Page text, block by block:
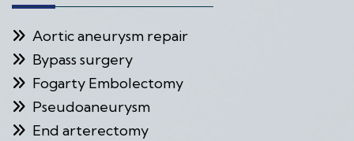
Aortic aneurysm repair
Bypass surgery
Fogarty Embolectomy
Pseudoaneurysm
End arterectomy